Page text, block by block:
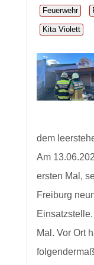
Feuerwehr
Kita Violett
dem
Am
ersten Mal,
Freiburg
Mal. Vor Ort